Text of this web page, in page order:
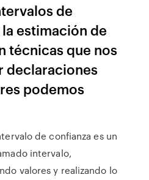
de
estimación de
técnicas que nos
declaraciones
podemos
de confianza es un
intervalo,
valores y realizando lo